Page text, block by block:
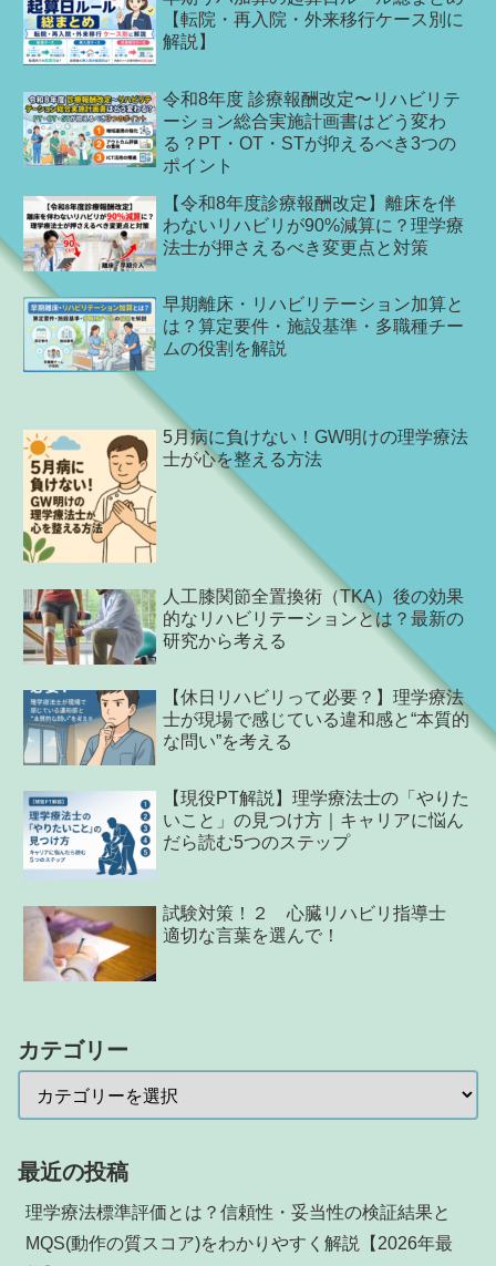
【転院・再入院・外来移行ケース別に
解説】
令和8年度 診療報酬改定〜リハビリテ
ーション総合実施計画書はどう変わ
る？PT・OT・STが抑えるべき3つの
ポイント
【令和8年度診療報酬改定】離床を伴
わないリハビリが90%減算に？理学療
法士が押さえるべき変更点と対策
早期離床・リハビリテーション加算と
は？算定要件・施設基準・多職種チー
ムの役割を解説
5月病に負けない！GW明けの理学療法
士が心を整える方法
人工膝関節全置換術（TKA）後の効果
的なリハビリテーションとは？最新の
研究から考える
【休日リハビリって必要？】理学療法
士が現場で感じている違和感と“本質的
な問い”を考える
【現役PT解説】理学療法士の「やりた
いこと」の見つけ方｜キャリアに悩ん
だら読む5つのステップ
試験対策！２ 心臓リハビリ指導士
適切な言葉を選んで！
カテゴリー
最近の投稿
理学療法標準評価とは？信頼性・妥当性の検証結果と
MQS(動作の質スコア)をわかりやすく解説【2026年最